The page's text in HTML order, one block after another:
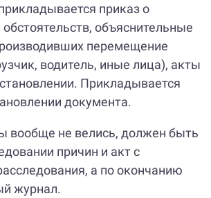
приказ о
объяснительные
перемещение
водитель, иные лица), акты
Прикладывается
документа.
вообще не велись, должен быть
причин и акт с
а по окончанию
журнал.